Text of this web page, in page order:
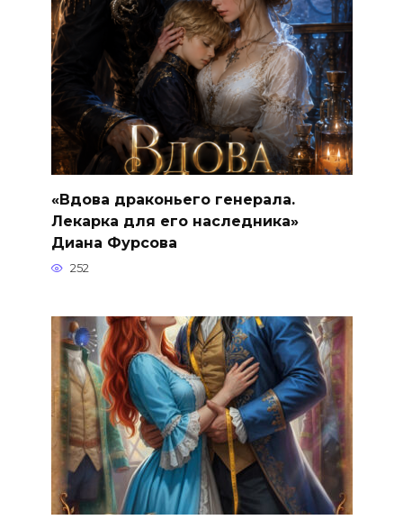
«Вдова драконьего генерала.
Лекарка для его наследника»
Диана Фурсова
252